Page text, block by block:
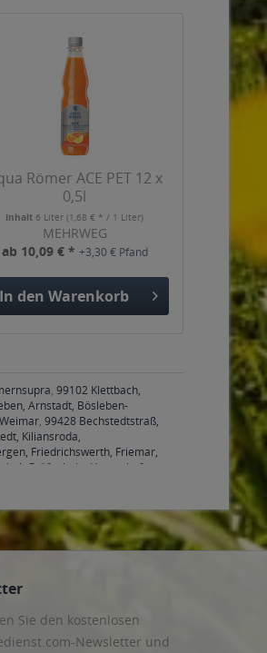
Römer ACE PET 12 x
0,5l
Inhalt 6 Liter(1,68 € * / 1 Liter)
MEHRWEG
ab 10,09 € * +3,30 € Pfand
In den Warenkorb
, 99102 Klettbach,
Arnstadt, Bösleben-
, 99428 Bechstedtstraß,
Kiliansroda,
Friedrichswerth, Friemar,
Gräfenhain, Herrenhof,
Sie den kostenlosen
Newsletter und